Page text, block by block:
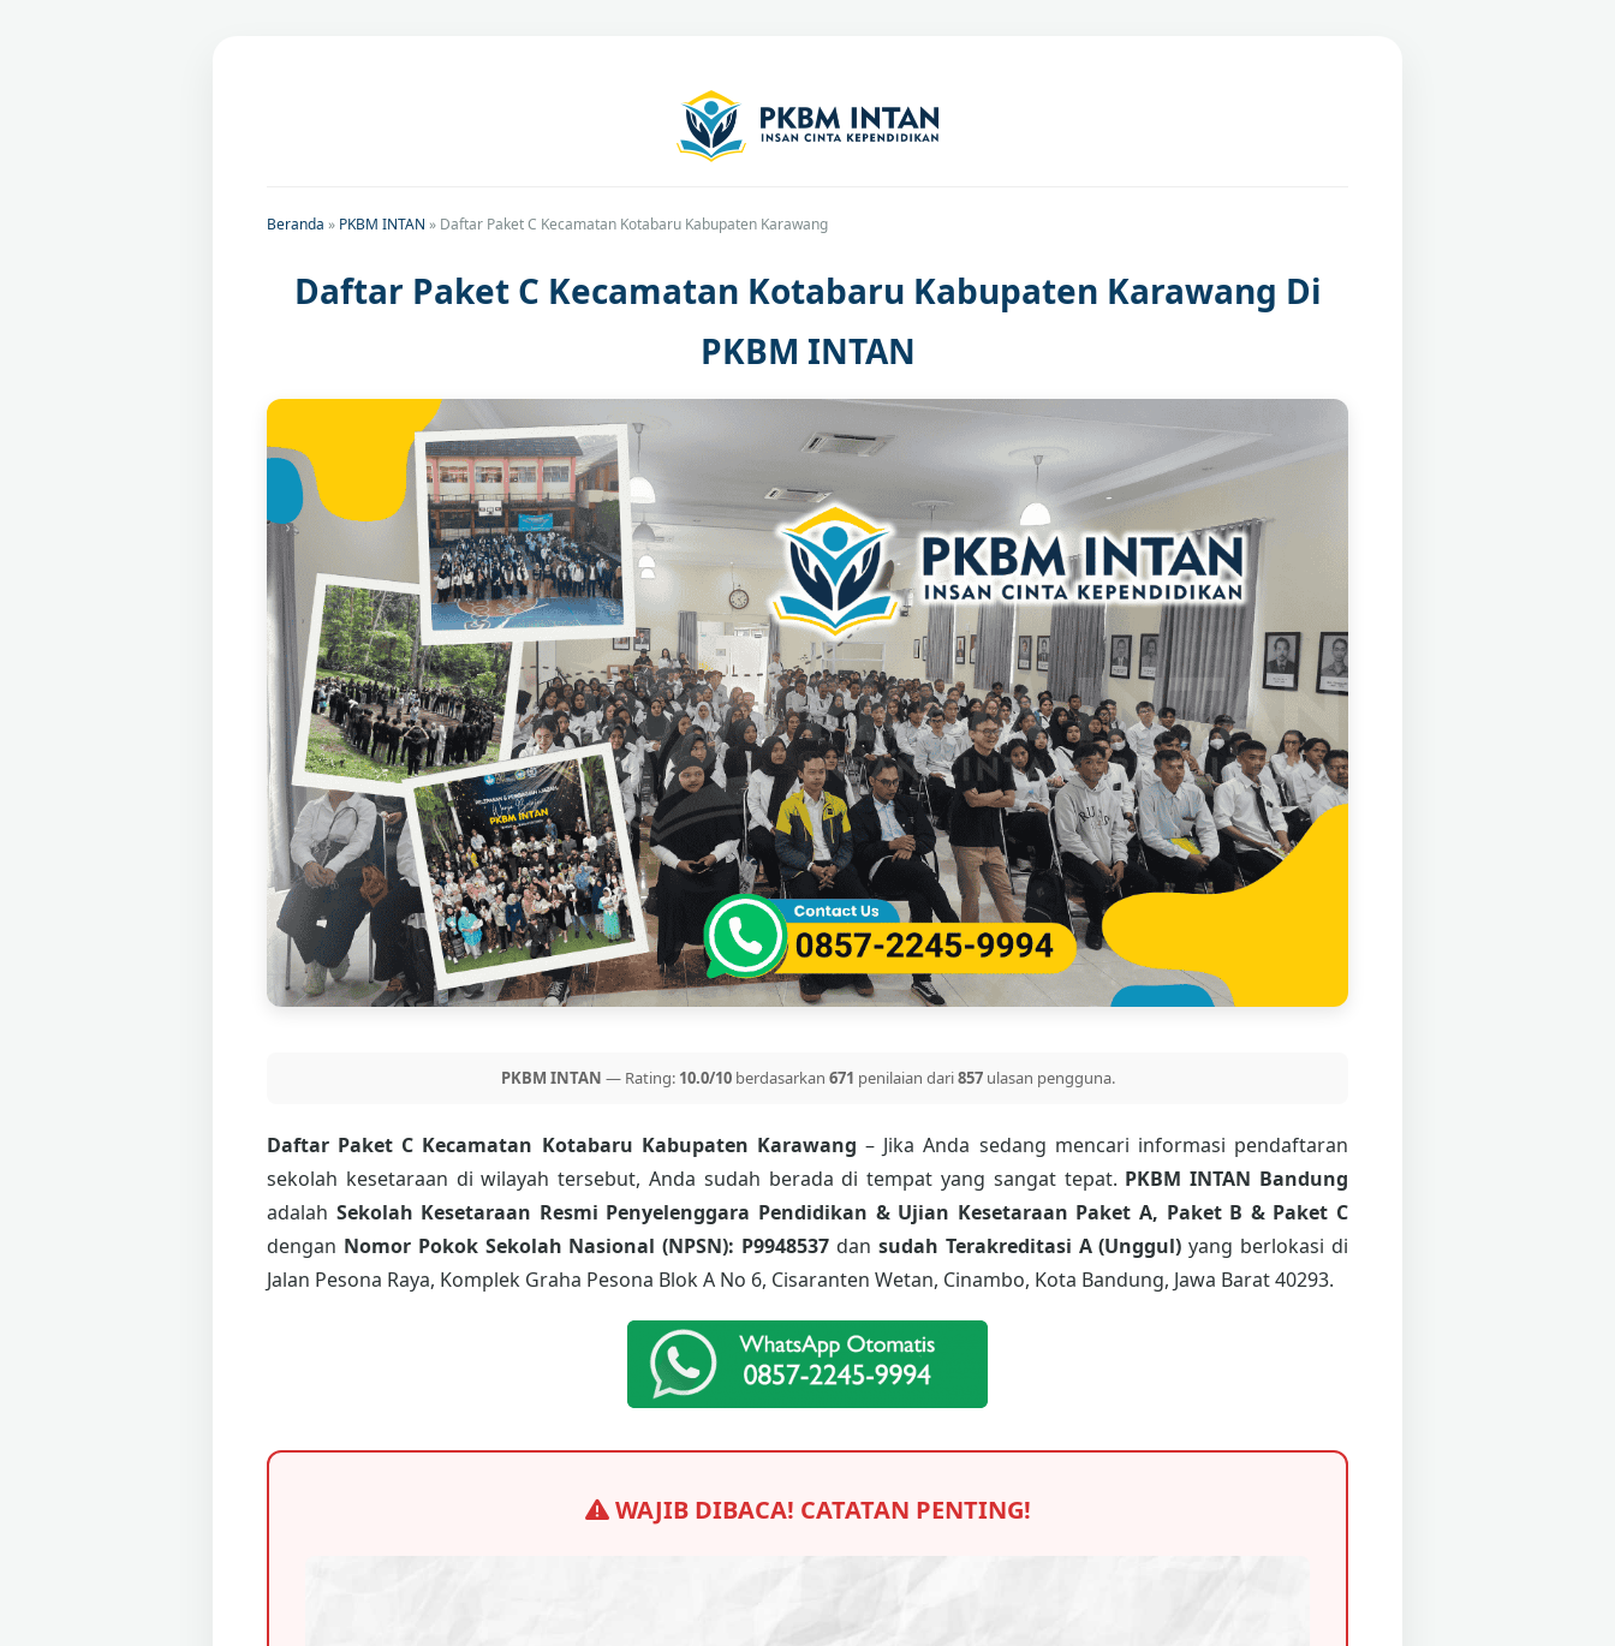
Beranda » PKBM INTAN » Daftar Paket C Kecamatan Kotabaru Kabupaten Karawang
Daftar Paket C Kecamatan Kotabaru Kabupaten Karawang Di
PKBM INTAN
PKBM INTAN — Rating: 10.0/10berdasarkan 671 penilaian dari857ulasan pengguna.
Daftar Paket C Kecamatan Kotabaru Kabupaten Karawang – Jika Anda sedang mencari informasi pendaftaran
sekolah kesetaraan di wilayah tersebut, Anda sudah berada di tempat yang sangat tepat. PKBM INTAN Bandung
adalah Sekolah Kesetaraan Resmi Penyelenggara Pendidikan & Ujian Kesetaraan Paket A, Paket B & Paket C
dengan Nomor Pokok Sekolah Nasional (NPSN): P9948537 dan sudah Terakreditasi A (Unggul) yang berlokasi di
Jalan Pesona Raya, Komplek Graha Pesona Blok A No 6, Cisaranten Wetan, Cinambo, Kota Bandung, Jawa Barat 40293.
WAJIB DIBACA! CATATAN PENTING!